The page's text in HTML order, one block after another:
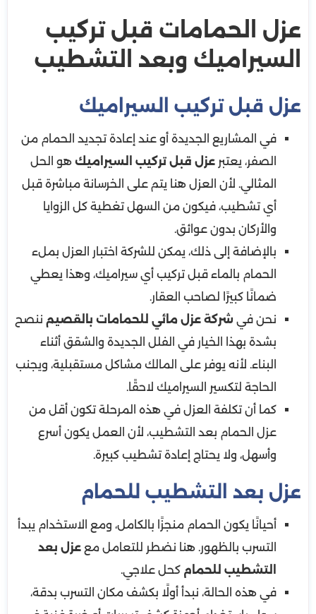
عزل الحمامات قبل تركيب
السيراميك وبعد التشطيب
عزل قبل تركيب السيراميك
في المشاريع الجديدة أو عند إعادة تجديد الحمام من
الصفر، يعتبر عزل قبل تركيب السيراميك هو الحل
المثالي. لأن العزل هنا يتم على الخرسانة مباشرة قبل
أي تشطيب، فيكون من السهل تغطية كل الزوايا
والأركان بدون عوائق.
بالإضافة إلى ذلك، يمكن للشركة اختبار العزل بملء
الحمام بالماء قبل تركيب أي سيراميك، وهذا يعطي
ضمانًا كبيرًا لصاحب العقار.
نحن في شركة عزل مائي للحمامات بالقصيم ننصح
بشدة بهذا الخيار في الفلل الجديدة والشقق أثناء
البناء. لأنه يوفر على المالك مشاكل مستقبلية، ويجنب
الحاجة لتكسير السيراميك لاحقًا.
كما أن تكلفة العزل في هذه المرحلة تكون أقل من
عزل الحمام بعد التشطيب، لأن العمل يكون أسرع
وأسهل، ولا يحتاج إعادة تشطيب كبيرة.
عزل بعد التشطيب للحمام
أحيانًا يكون الحمام منجزًا بالكامل، ومع الاستخدام يبدأ
التسرب بالظهور. هنا نضطر للتعامل مع عزل بعد
التشطيب للحمام كحل علاجي.
في هذه الحالة، نبدأ أولًا بكشف مكان التسرب بدقة،